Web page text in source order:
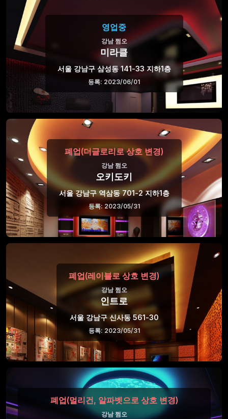
영업중
강남 쩜오
미라클
서울 강남구 삼성동 141-33 지하1층
등록: 2023/06/01
폐업(더글로리로 상호 변경)
강남 쩜오
오키도키
서울 강남구 역삼동 701-2 지하1층
등록: 2023/05/31
폐업(레이블로 상호 변경)
강남 쩜오
인트로
서울 강남구 신사동 561-30
등록: 2023/05/31
폐업(멀리건, 알파벳으로 상호 변경)
강남 쩜오